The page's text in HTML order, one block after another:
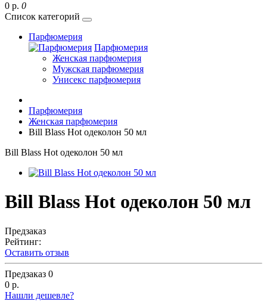
0 р. 0
Список категорий
Парфюмерия
Парфюмерия
Женская парфюмерия
Мужская парфюмерия
Унисекс парфюмерия
Парфюмерия
Женская парфюмерия
Bill Blass Hot одеколон 50 мл
Bill Blass Hot одеколон 50 мл
Bill Blass Hot одеколон 50 мл
Предзаказ
Рейтинг:
Оставить отзыв
Предзаказ 0
0 р.
Нашли дешевле?